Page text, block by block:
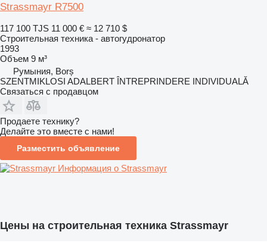
Strassmayr R7500
117 100 TJS 11 000 € ≈ 12 710 $
Строительная техника - автогудронатор
1993
Объем 9 м³
Румыния, Borș
SZENTMIKLOSI ADALBERT ÎNTREPRINDERE INDIVIDUALĂ
Связаться с продавцом
Продаете технику?
Делайте это вместе с нами!
Разместить объявление
Информация о Strassmayr
Цены на строительная техника Strassmayr